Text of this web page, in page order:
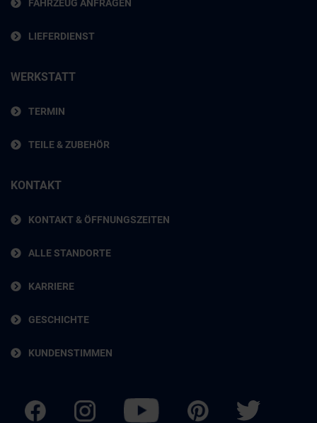
FAHRZEUG ANFRAGEN
LIEFERDIENST
WERKSTATT
TERMIN
TEILE & ZUBEHÖR
KONTAKT
KONTAKT & ÖFFNUNGSZEITEN
ALLE STANDORTE
KARRIERE
GESCHICHTE
KUNDENSTIMMEN